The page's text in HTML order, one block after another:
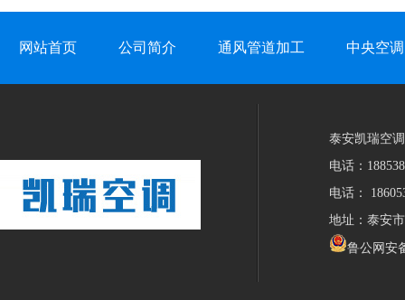
网站首页 公司简介 通风管道加工 中央空调
泰安凯瑞空
电话：
电话：
地址：泰安
鲁公网安